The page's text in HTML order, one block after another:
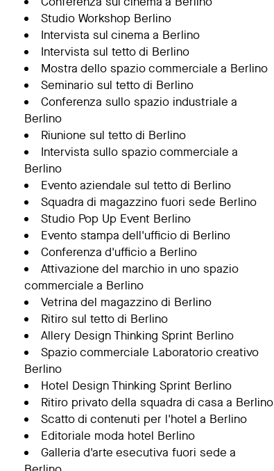
Studio Workshop Berlino
Intervista sul cinema a Berlino
Intervista sul tetto di Berlino
Mostra dello spazio commerciale a Berlino
Seminario sul tetto di Berlino
Conferenza sullo spazio industriale a
Berlino
Riunione sul tetto di Berlino
Intervista sullo spazio commerciale a
Berlino
Evento aziendale sul tetto di Berlino
Squadra di magazzino fuori sede Berlino
Studio Pop Up Event Berlino
Evento stampa dell'ufficio di Berlino
Conferenza d'ufficio a Berlino
Attivazione del marchio in uno spazio
commerciale a Berlino
Vetrina del magazzino di Berlino
Ritiro sul tetto di Berlino
Allery Design Thinking Sprint Berlino
Spazio commerciale Laboratorio creativo
Berlino
Hotel Design Thinking Sprint Berlino
Ritiro privato della squadra di casa a Berlino
Scatto di contenuti per l'hotel a Berlino
Editoriale moda hotel Berlino
Galleria d'arte esecutiva fuori sede a